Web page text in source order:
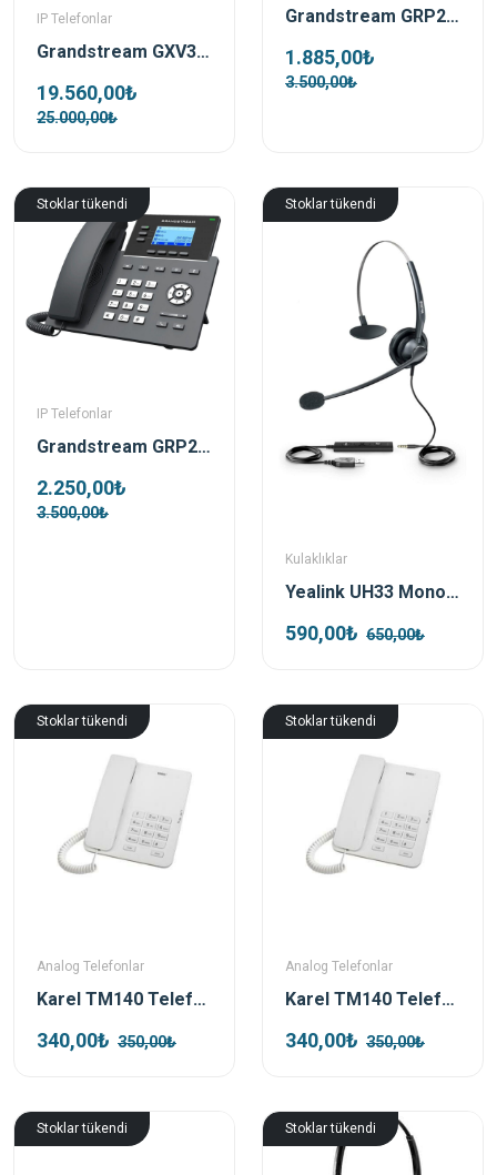
IP Telefonlar
Grandstream GXV3350 Android Ip Telefon
19.560,00₺
25.000,00₺
Grandstream GRP2602 Ip Telefon
1.885,00₺
3.500,00₺
Stoklar tükendi
IP Telefonlar
Grandstream GRP2603 Ip Telefon
2.250,00₺
3.500,00₺
Stoklar tükendi
Kulaklıklar
Yealink UH33 Mono USB Çağrı Merkezi Kulaklığı
590,00₺ 650,00₺
Stoklar tükendi
Analog Telefonlar
Karel TM140 Telefon Beyaz
340,00₺ 350,00₺
Stoklar tükendi
Analog Telefonlar
Karel TM140 Telefon Beyaz
340,00₺ 350,00₺
Stoklar tükendi Stoklar tükendi